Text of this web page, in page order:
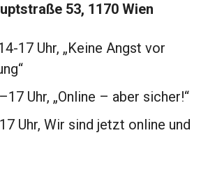
53, 1170 Wien
17 Uhr, „Keine Angst vor
Uhr, „Online – aber sicher!“
Uhr, Wir sind jetzt online und